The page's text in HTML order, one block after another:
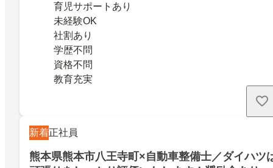
育児サポートあり
未経験OK
社割あり
学歴不問
資格不問
教育充実
新着正社員
熊本県熊本市八王寺町×自動車整備士／ダイハツ